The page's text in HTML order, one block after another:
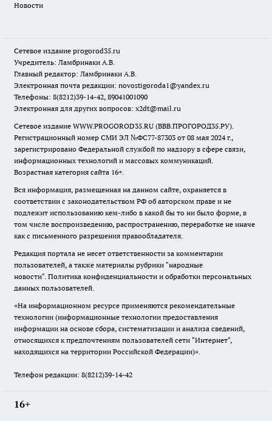
Новости
Сетевое издание progorod35.ru
Учредитель: Ламбринаки А.В.
Главный редактор: Ламбринаки А.В.
Электронная почта редакции: novostigoroda1@yandex.ru
Телефоны: 8(8212)39-14-42, 89041001090
Электронная для других вопросов: x2dt@mail.ru
Сетевое издание WWW.PROGOROD35.RU (ВВВ.ПРОГОРОД35.РУ).
Регистрационный номер СМИ ЭЛ №ФС77-87303 от 08 мая 2024 г.,
зарегистрировано Федеральной службой по надзору в сфере связи,
информационных технологий и массовых коммуникаций.
Возрастная категория сайта 16+.
Вся информация, размещенная на данном сайте, охраняется в
соответствии с законодательством РФ об авторском праве и не
подлежит использованию кем-либо в какой бы то ни было форме, в
том числе воспроизведению, распространению, переработке не иначе
как с письменного разрешения правообладателя.
Редакция портала не несет ответственности за комментарии
пользователей, а также материалы рубрики "народные
новости". Политика конфиденциальности и обработки персональных
данных пользователей.
«На информационном ресурсе применяются рекомендательные
технологии (информационные технологии предоставления
информации на основе сбора, систематизации и анализа сведений,
относящихся к предпочтениям пользователей сети "Интернет",
находящихся на территории Российской Федерации)».
Телефон редакции: 8(8212)39-14-42
16+